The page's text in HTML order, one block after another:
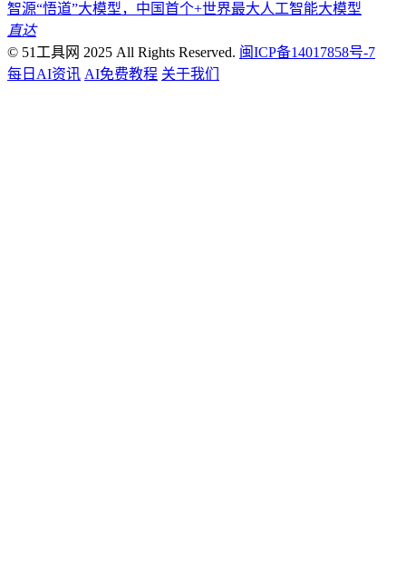
智源“悟道”大模型，中国首个+世界最大人工智能大模型
直达
© 51工具网 2025 All Rights Reserved. 闽ICP备14017858号-7
每日AI资讯 AI免费教程 关于我们